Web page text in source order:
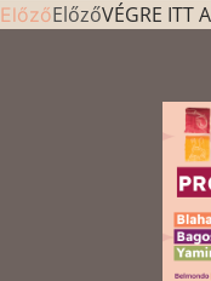
ElőzőElőzőVÉGRE ITT